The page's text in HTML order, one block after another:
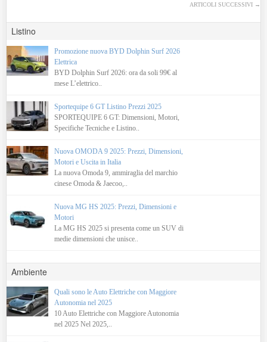
ARTICOLI SUCCESSIVI →
Listino
Promozione nuova BYD Dolphin Surf 2026
Elettrica
BYD Dolphin Surf 2026: ora da soli 99€ al
mese L’elettrico..
Sportequipe 6 GT Listino Prezzi 2025
SPORTEQUIPE 6 GT: Dimensioni, Motori,
Specifiche Tecniche e Listino..
Nuova OMODA 9 2025: Prezzi, Dimensioni,
Motori e Uscita in Italia
La nuova Omoda 9, ammiraglia del marchio
cinese Omoda & Jaecoo,..
Nuova MG HS 2025: Prezzi, Dimensioni e
Motori
La MG HS 2025 si presenta come un SUV di
medie dimensioni che unisce..
Ambiente
Quali sono le Auto Elettriche con Maggiore
Autonomia nel 2025
10 Auto Elettriche con Maggiore Autonomia
nel 2025 Nel 2025,..